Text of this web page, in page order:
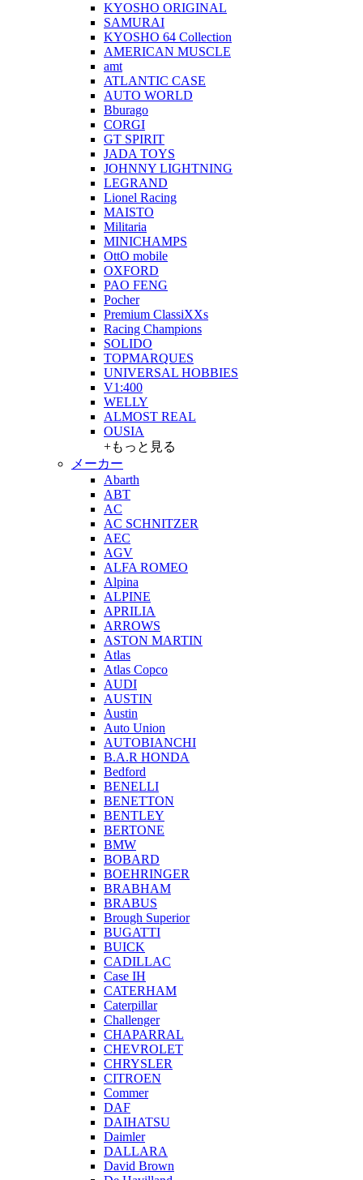
KYOSHO ORIGINAL
SAMURAI
KYOSHO 64 Collection
AMERICAN MUSCLE
amt
ATLANTIC CASE
AUTO WORLD
Bburago
CORGI
GT SPIRIT
JADA TOYS
JOHNNY LIGHTNING
LEGRAND
Lionel Racing
MAISTO
Militaria
MINICHAMPS
OttO mobile
OXFORD
PAO FENG
Pocher
Premium ClassiXXs
Racing Champions
SOLIDO
TOPMARQUES
UNIVERSAL HOBBIES
V1:400
WELLY
ALMOST REAL
OUSIA
+もっと見る
メーカー
Abarth
ABT
AC
AC SCHNITZER
AEC
AGV
ALFA ROMEO
Alpina
ALPINE
APRILIA
ARROWS
ASTON MARTIN
Atlas
Atlas Copco
AUDI
AUSTIN
Austin
Auto Union
AUTOBIANCHI
B.A.R HONDA
Bedford
BENELLI
BENETTON
BENTLEY
BERTONE
BMW
BOBARD
BOEHRINGER
BRABHAM
BRABUS
Brough Superior
BUGATTI
BUICK
CADILLAC
Case IH
CATERHAM
Caterpillar
Challenger
CHAPARRAL
CHEVROLET
CHRYSLER
CITROEN
Commer
DAF
DAIHATSU
Daimler
DALLARA
David Brown